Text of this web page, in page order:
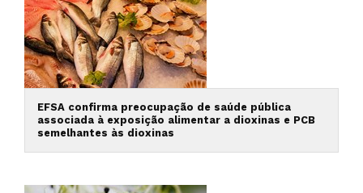
EFSA confirma preocupação de saúde pública
associada à exposição alimentar a dioxinas e PCB
semelhantes às dioxinas